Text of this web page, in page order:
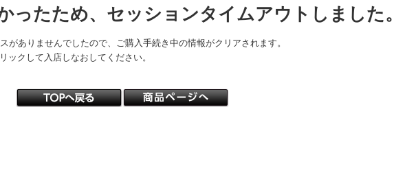
ったため、セッションタイムアウトしました。
がありませんでしたので、ご購入手続き中の情報がクリアされます。
ックして入店しなおしてください。